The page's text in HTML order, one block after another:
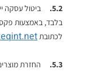
5.2.
ביטול עסקה
לכתובת
5.3.
החזרת